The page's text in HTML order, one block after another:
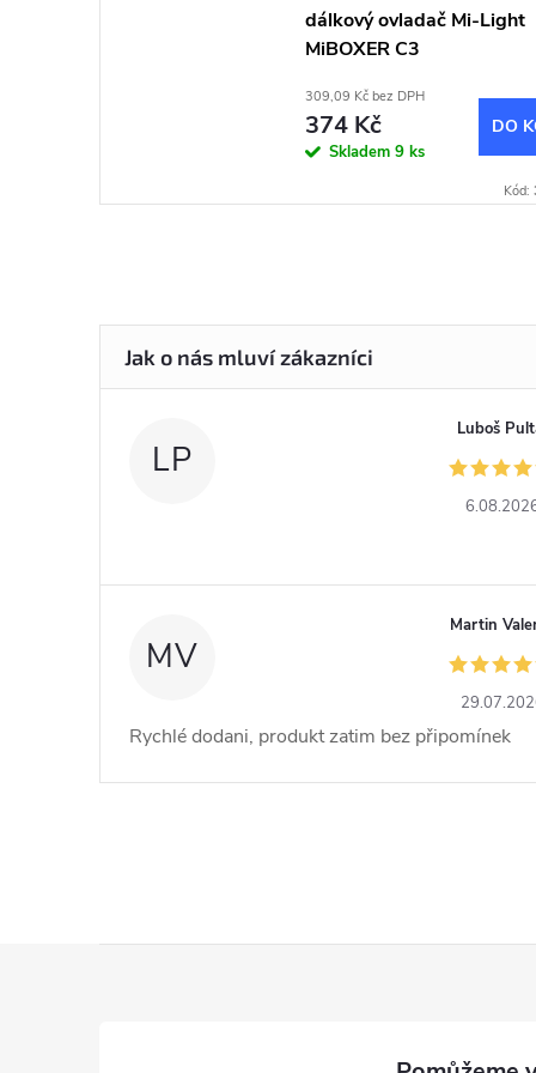
dálkový ovladač Mi-Light
MiBOXER C3
309,09 Kč bez DPH
374 Kč
Skladem 9 ks
DO
Kód:
LP
Luboš
MV
Martin
Rychlé dodani, produkt zatim bez připomínek